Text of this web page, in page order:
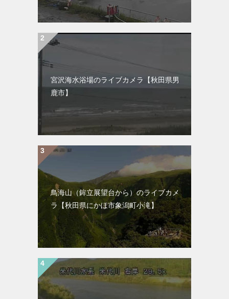
宮沢海水浴場のライブカメラ【秋田県男
鹿市】
鳥海山（鉾立展望台から）のライブカメ
ラ【秋田県にかほ市象潟町小滝】